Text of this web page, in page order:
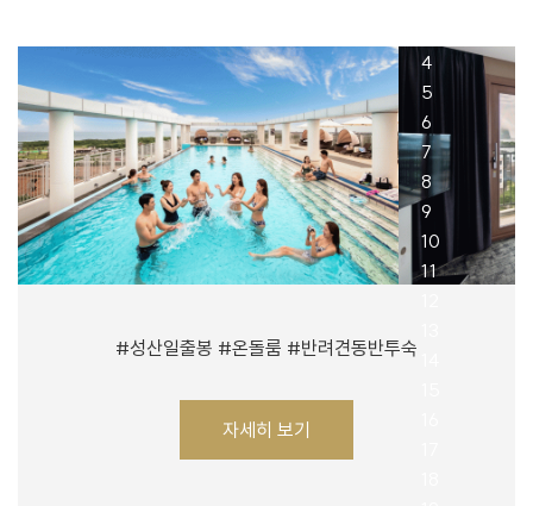
#성산일출봉 #온돌룸 #반려견동반투숙
자세히 보기